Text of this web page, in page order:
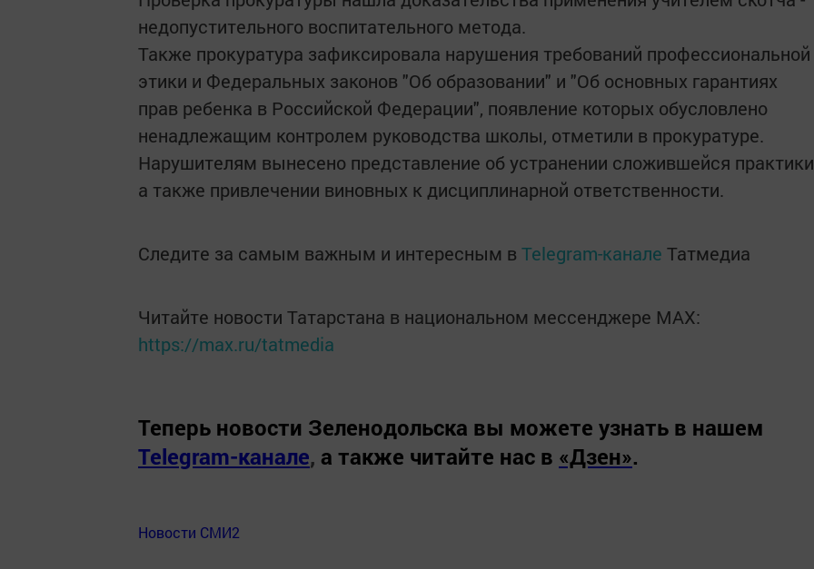
недопустительного воспитательного метода.
Также прокуратура зафиксировала нарушения требований профессиональной
этики и Федеральных законов "Об образовании" и "Об основных гарантиях
прав ребенка в Российской Федерации", появление которых обусловлено
ненадлежащим контролем руководства школы, отметили в прокуратуре.
Нарушителям вынесено представление об устранении сложившейся
а также привлечении виновных к дисциплинарной ответственности.
Следите за самым важным и интересным в Telegram-канале Татмедиа
Читайте новости Татарстана в национальном мессенджере MАХ:
https://max.ru/tatmedia
Теперь новости Зеленодольска вы можете узнать в нашем
Telegram-канале, а также читайте нас в «Дзен».
Новости СМИ2